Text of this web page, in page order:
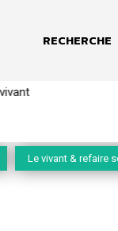
RECHERCHE
Le vivant & refaire